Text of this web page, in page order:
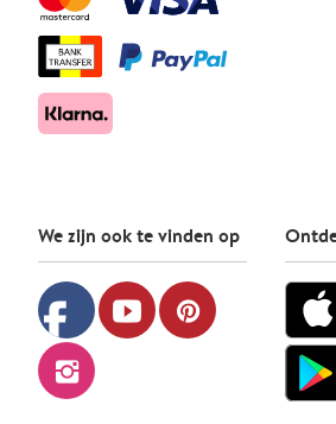
We zijn ook te vinden op
facebook youtube pinterest
instagram